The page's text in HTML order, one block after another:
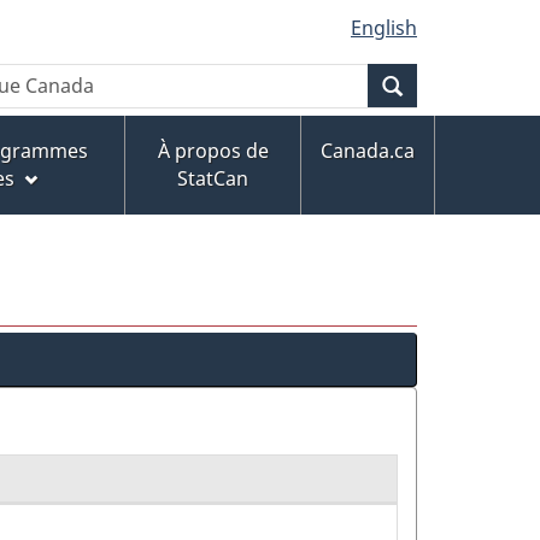
English
À propos de
StatCan
Canada.ca